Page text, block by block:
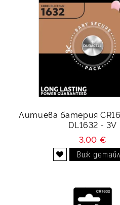
Литиева батерия
DL1632 - 3V
3.00 €
Виж